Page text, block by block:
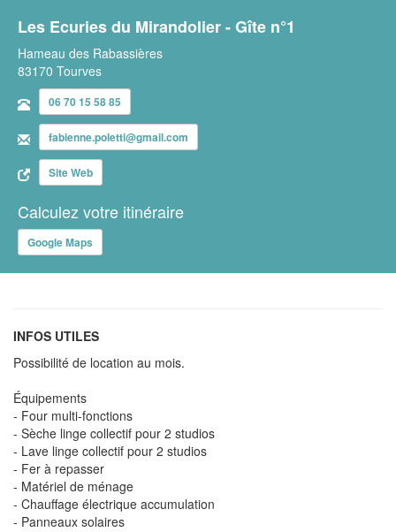
Les Ecuries du Mirandolier - Gîte n°1
Hameau des Rabassières
83170 Tourves
06 70 15 58 85
fabienne.poletti@gmail.com
Site Web
Calculez votre itinéraire
Google Maps
INFOS UTILES
Possibilité de location au mois.
Équipements
- Four multi-fonctions
- Sèche linge collectif pour 2 studios
- Lave linge collectif pour 2 studios
- Fer à repasser
- Matériel de ménage
- Chauffage électrique accumulation
- Panneaux solaires